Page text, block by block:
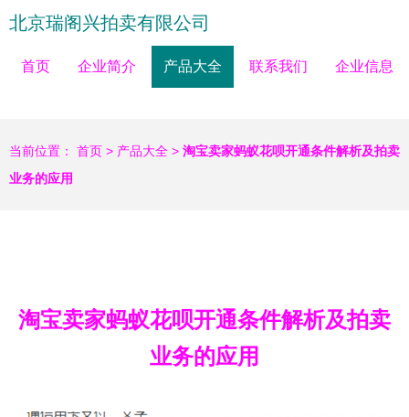
北京瑞阁兴拍卖有限公司
首页 企业简介 产品大全 联系我们 企业信息
当前位置： 首页 > 产品大全 > 淘宝卖家蚂蚁花呗开通条件解析及拍卖
业务的应用
淘宝卖家蚂蚁花呗开通条件解析及拍卖
业务的应用